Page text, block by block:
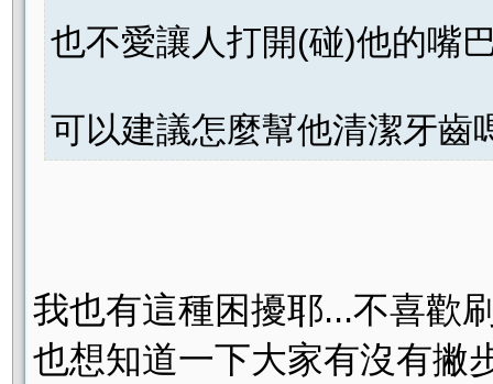
也不愛讓人打開(碰)他的嘴
可以建議怎麼幫他清潔牙齒
我也有這種困擾耶...不喜歡
也想知道一下大家有沒有撇